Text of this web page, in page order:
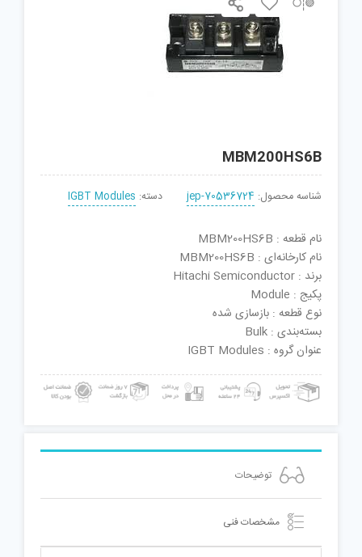
MBM200HS6B
شناسه محصول: jep-70536724 دسته: IGBT Modules
نام قطعه : MBM200HS6B
نام کارخانه‌ای : MBM200HS6B
برند : Hitachi Semiconductor
پکیج : Module
نوع قطعه : بازسازی شده
بسته‌بندی : Bulk
عنوان گروه : IGBT Modules
توضیحات
مشخصات فنی